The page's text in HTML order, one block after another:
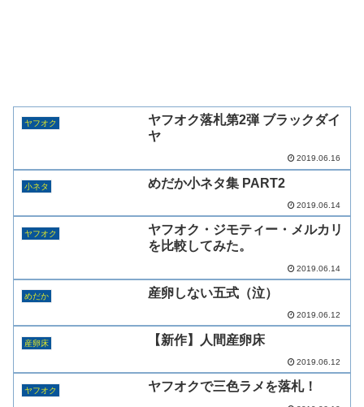
ヤフオク
ヤフオク落札第2弾 ブラックダイ
ヤ
2019.06.16
小ネタ めだか小ネタ集 PART2
2019.06.14
ヤフオク
ヤフオク・ジモティー・メルカリ
を比較してみた。
2019.06.14
めだか 産卵しない五式（泣）
2019.06.12
産卵床 【新作】人間産卵床
2019.06.12
ヤフオク ヤフオクで三色ラメを落札！